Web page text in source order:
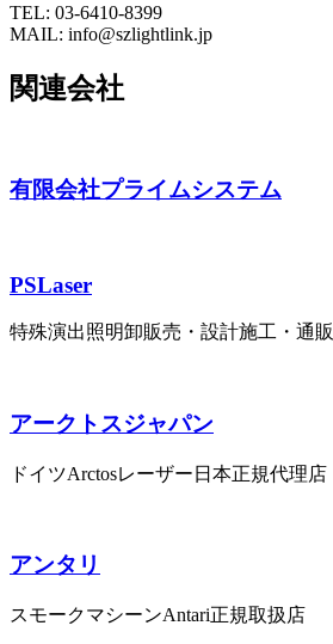
TEL: 03-6410-8399
MAIL: info@szlightlink.jp
関連会社
有限会社プライムシステム
PSLaser
特殊演出照明卸販売・設計施工・通販
アークトスジャパン
ドイツArctosレーザー日本正規代理店
アンタリ
スモークマシーンAntari正規取扱店